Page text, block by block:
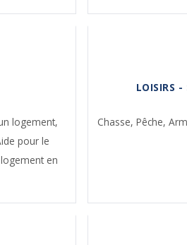
logement,
pour le
en
LOISIRS -
Chasse,Pêche,